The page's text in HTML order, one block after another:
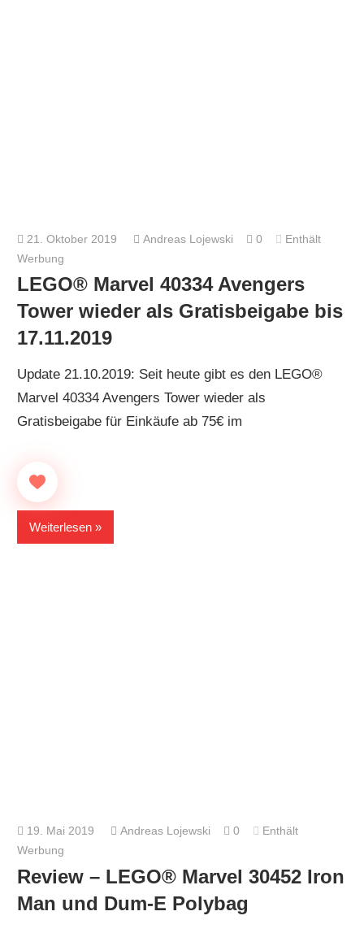
21. Oktober 2019 Andreas Lojewski 0
Enthält
Werbung
LEGO® Marvel 40334 Avengers
Tower wieder als Gratisbeigabe bis
17.11.2019
Update 21.10.2019: Seit heute gibt es den LEGO®
Marvel 40334 Avengers Tower wieder als
Gratisbeigabe für Einkäufe ab 75€ im
Weiterlesen
19. Mai 2019 Andreas Lojewski 0
Enthält
Werbung
Review – LEGO® Marvel 30452 Iron
Man und Dum-E Polybag